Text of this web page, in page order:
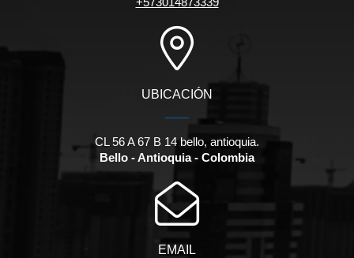
UBICACIÓN
CL 56 A 67 B 14 bello, antioquia.
Bello - Antioquia - Colombia
EMAIL